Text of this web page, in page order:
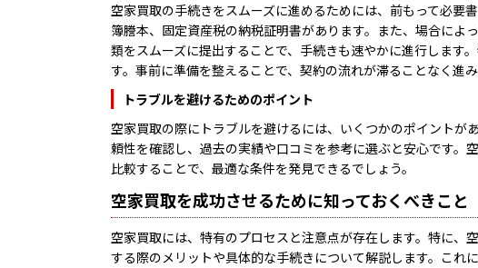
空家買取の手続きをスムーズに進めるためには、前もって必要
簿謄本、固定資産税の納税証明書があります。また、場合によ
類をスムーズに提出することで、手続きも速やかに進行します
す。事前に準備を整えることで、契約の流れが滞ることなく進
トラブルを避けるためのポイント
空家買取の際にトラブルを避けるには、いくつかのポイントが
頼性を確認し、過去の実績や口コミを参考に選ぶと安心です。
比較することで、最適な条件を発見できるでしょう。
空家買取を成功させるために知っておくべきこと
空家買取には、特有のプロセスと注意点が存在します。特に、
する際のメリットや具体的な手続きについて解説します。これ